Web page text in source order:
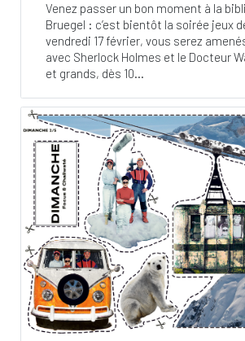
Venez passer un bon moment à la
Bruegel : c’est bientôt la soirée jeux
vendredi 17 février, vous serez
avec Sherlock Holmes et le Docteur
et grands, dès 10...